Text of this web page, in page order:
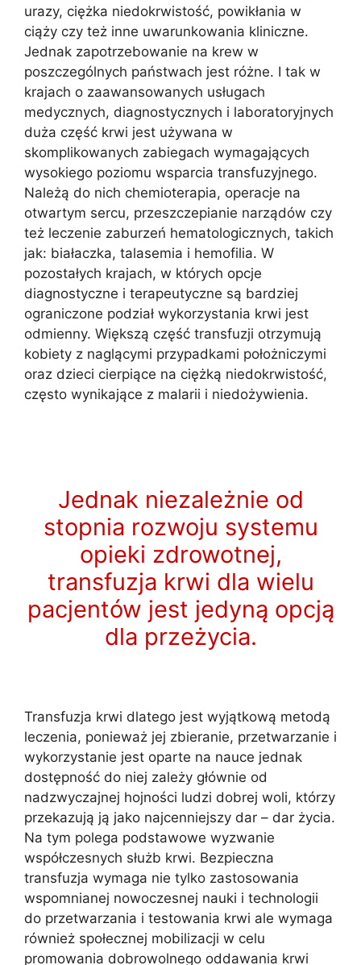
urazy, ciężka niedokrwistość, powikłania w
ciąży czy też inne uwarunkowania kliniczne.
Jednak zapotrzebowanie na krew w
poszczególnych państwach jest różne. I tak w
krajach o zaawansowanych usługach
medycznych, diagnostycznych i laboratoryjnych
duża część krwi jest używana w
skomplikowanych zabiegach wymagających
wysokiego poziomu wsparcia transfuzyjnego.
Należą do nich chemioterapia, operacje na
otwartym sercu, przeszczepianie narządów czy
też leczenie zaburzeń hematologicznych, takich
jak: białaczka, talasemia i hemofilia. W
pozostałych krajach, w których opcje
diagnostyczne i terapeutyczne są bardziej
ograniczone podział wykorzystania krwi jest
odmienny. Większą część transfuzji otrzymują
kobiety z naglącymi przypadkami położniczymi
oraz dzieci cierpiące na ciężką niedokrwistość,
często wynikające z malarii i niedożywienia.
Jednak niezależnie od
stopnia rozwoju systemu
opieki zdrowotnej,
transfuzja krwi dla wielu
pacjentów jest jedyną opcją
dla przeżycia.
Transfuzja krwi dlatego jest wyjątkową metodą
leczenia, ponieważ jej zbieranie, przetwarzanie i
wykorzystanie jest oparte na nauce jednak
dostępność do niej zależy głównie od
nadzwyczajnej hojności ludzi dobrej woli, którzy
przekazują ją jako najcenniejszy dar – dar życia.
Na tym polega podstawowe wyzwanie
współczesnych służb krwi. Bezpieczna
transfuzja wymaga nie tylko zastosowania
wspomnianej nowoczesnej nauki i technologii
do przetwarzania i testowania krwi ale wymaga
również społecznej mobilizacji w celu
promowania dobrowolnego oddawania krwi